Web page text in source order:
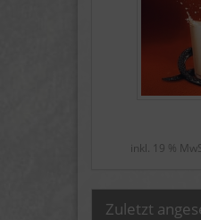
inkl. 19 %
Zuletzt